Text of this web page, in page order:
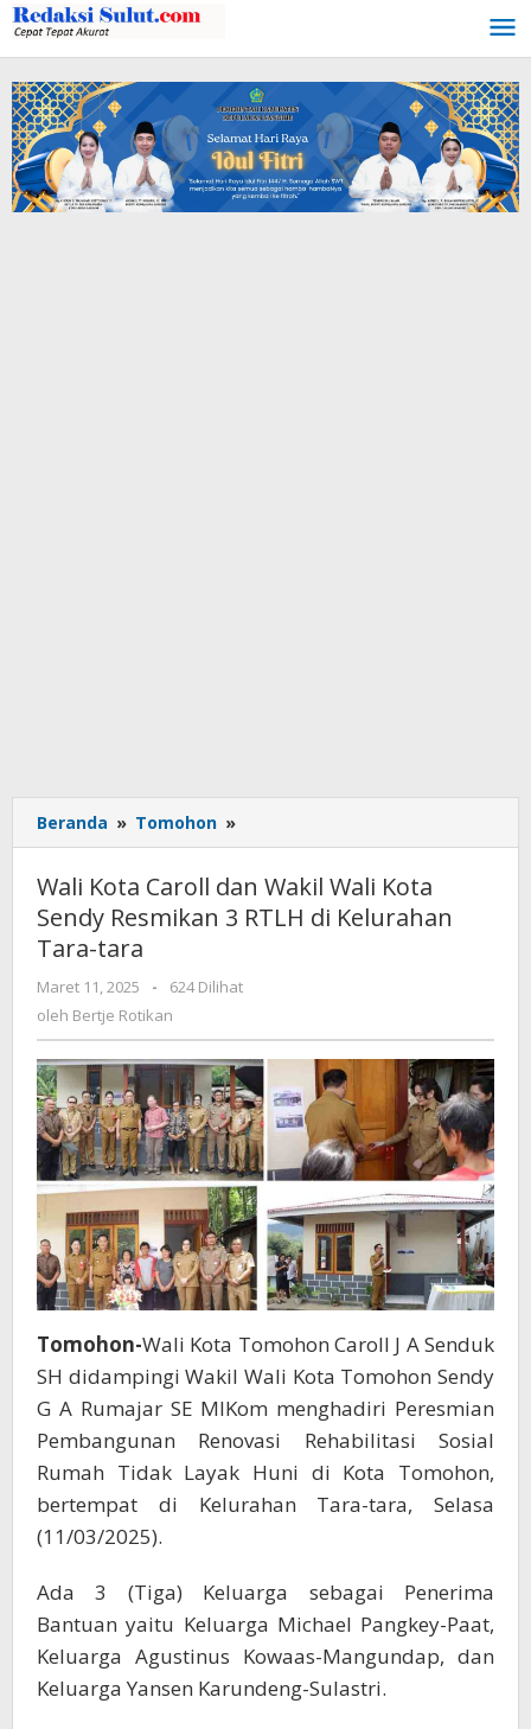
Lewati
ke
konten
Beranda » Tomohon »
Kota
dan
Wakil
Sendy
3
RTLH
di
Kelurahan
Tara-
tara
Wali Kota Caroll dan Wakil Wali Kota
Sendy Resmikan 3 RTLH di Kelurahan
Tara-tara
Maret 11, 2025
oleh
Bertje
-
624 Dilihat
oleh Bertje Rotikan
Tomohon-Wali Kota Tomohon Caroll J A Senduk
SH didampingi Wakil Wali Kota Tomohon Sendy
G A Rumajar SE MIKom menghadiri Peresmian
Pembangunan Renovasi Rehabilitasi Sosial
Rumah Tidak Layak Huni di Kota Tomohon,
bertempat di Kelurahan Tara-tara, Selasa
(11/03/2025).
Ada 3 (Tiga) Keluarga sebagai Penerima
Bantuan yaitu Keluarga Michael Pangkey-Paat,
Keluarga Agustinus Kowaas-Mangundap, dan
Keluarga Yansen Karundeng-Sulastri.